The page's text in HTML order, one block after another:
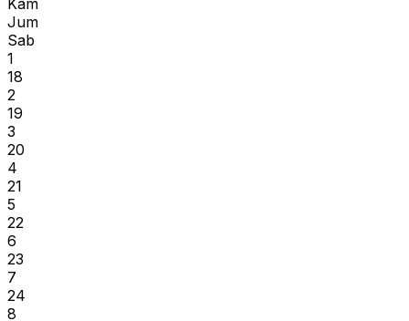
Kam
Jum
Sab
1
18
2
19
3
20
4
21
5
22
6
23
7
24
8